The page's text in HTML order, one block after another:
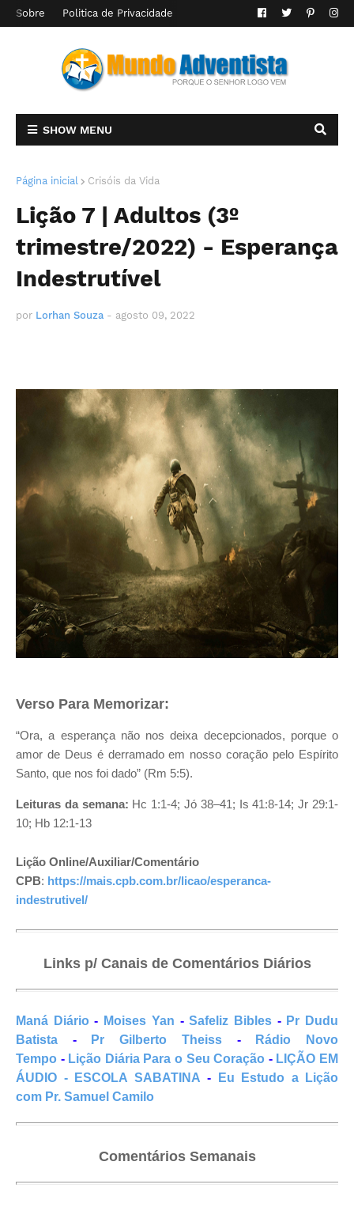
Sobre Politica de Privacidade
SHOW MENU
Página inicial Crisóis da Vida
Lição 7 | Adultos (3º
trimestre/2022) - Esperança
Indestrutível
por Lorhan Souza - agosto 09, 2022
Verso Para Memorizar:
“Ora, a esperança não nos deixa decepcionados, porque o
amor de Deus é derramado em nosso coração pelo Espírito
Santo, que nos foi dado” (Rm 5:5).
Leituras da semana: Hc 1:1-4; Jó 38–41; Is 41:8-14; Jr 29:1-
10; Hb 12:1-13
Lição Online/Auxiliar/Comentário
CPB: https://mais.cpb.com.br/licao/esperanca-
indestrutivel/
Links p/ Canais de Comentários Diários
Maná Diário - Moises Yan -Safeliz Bibles- Pr Dudu
Batista - Pr Gilberto Theiss-
Rádio Novo
Tempo - Lição Diária Para o Seu Coração - LIÇÃO EM
ÁUDIO - ESCOLA SABATINA -
Eu Estudo a Lição
com Pr. Samuel Camilo
Comentários Semanais